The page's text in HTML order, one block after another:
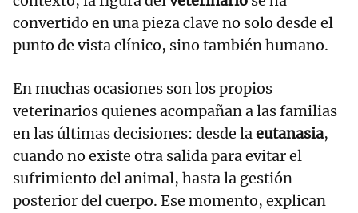
convertido en una pieza clave no solo desde el
punto de vista clínico, sino también humano.
En muchas ocasiones son los propios
veterinarios quienes acompañan a las familias
en las últimas decisiones: desde laeutanasia,
cuando no existe otra salida para evitar el
sufrimiento del animal, hasta la gestión
posterior del cuerpo. Ese momento, explican